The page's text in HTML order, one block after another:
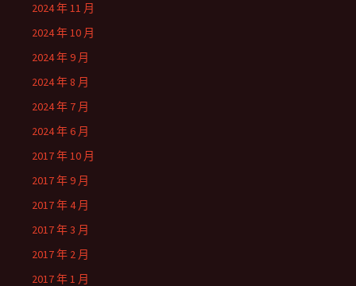
2024 年 11 月
2024 年 10 月
2024 年 9 月
2024 年 8 月
2024 年 7 月
2024 年 6 月
2017 年 10 月
2017 年 9 月
2017 年 4 月
2017 年 3 月
2017 年 2 月
2017 年 1 月